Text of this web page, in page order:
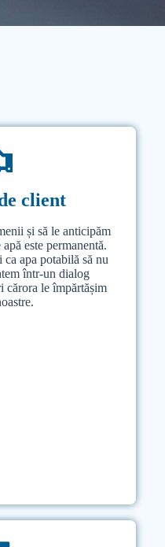
client
și să le anticipăm
este permanentă.
ca apa potabilă să nu
într-un dialog
cărora le împărtășim
client
și să le anticipăm
este permanentă.
ca apa potabilă să nu
într-un dialog
cărora le împărtășim